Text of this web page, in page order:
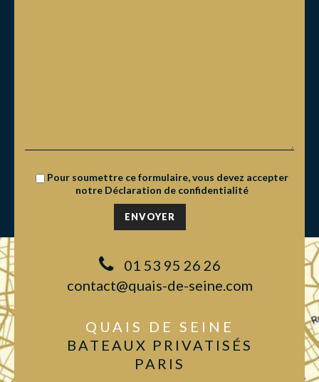
Pour soumettre ce formulaire, vous devez accepter
notre Déclaration de confidentialité
01 53 95 26 26
contact@quais-de-seine.com
QUAIS DE SEINE
BATEAUX PRIVATISÉS
PARIS